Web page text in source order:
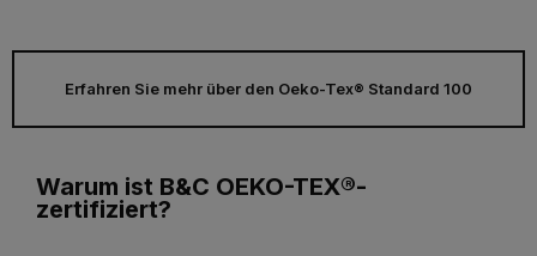
Erfahren Sie mehr über den Oeko-Tex® Standard 100
Warum ist B&C OEKO-TEX®-
zertifiziert?